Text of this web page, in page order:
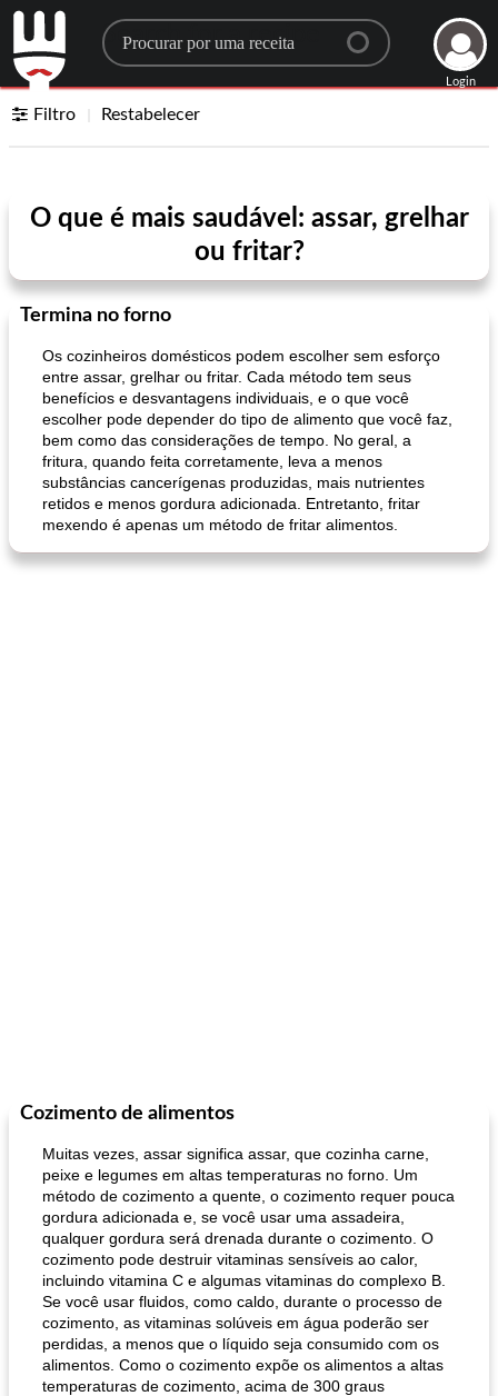
Search for a recipe
Login
Filtro Restabelecer
O que é mais saudável: assar, grelhar
ou fritar?
Termina no forno
Os cozinheiros domésticos podem escolher sem esforço
entre assar, grelhar ou fritar. Cada método tem seus
benefícios e desvantagens individuais, e o que você
escolher pode depender do tipo de alimento que você faz,
bem como das considerações de tempo. No geral, a
fritura, quando feita corretamente, leva a menos
substâncias cancerígenas produzidas, mais nutrientes
retidos e menos gordura adicionada. Entretanto, fritar
mexendo é apenas um método de fritar alimentos.
Cozimento de alimentos
Muitas vezes, assar significa assar, que cozinha carne,
peixe e legumes em altas temperaturas no forno. Um
método de cozimento a quente, o cozimento requer pouca
gordura adicionada e, se você usar uma assadeira,
qualquer gordura será drenada durante o cozimento. O
cozimento pode destruir vitaminas sensíveis ao calor,
incluindo vitamina C e algumas vitaminas do complexo B.
Se você usar fluidos, como caldo, durante o processo de
cozimento, as vitaminas solúveis em água poderão ser
perdidas, a menos que o líquido seja consumido com os
alimentos. Como o cozimento expõe os alimentos a altas
temperaturas de cozimento, acima de 300 graus